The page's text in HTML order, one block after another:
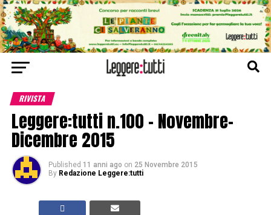
RIVISTA
Leggere:tutti n.100 – Novembre-
Dicembre 2015
Published 11 anni ago on 25 Novembre 2015
By Redazione Leggere:tutti